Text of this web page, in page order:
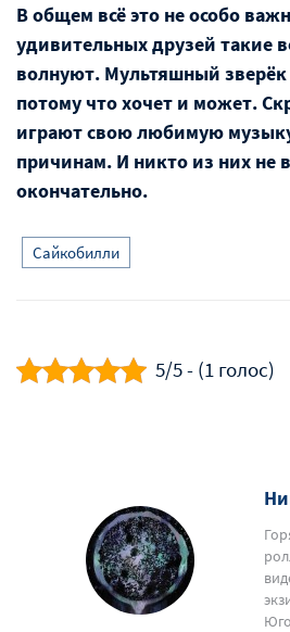
В общем всё это не особо
удивительных друзей такие
волнуют. Мультяшный
потому что хочет и может.
играют свою любимую
причинам. И никто из них не
окончательно.
Сайкобилли
5/5 - (1 голос)